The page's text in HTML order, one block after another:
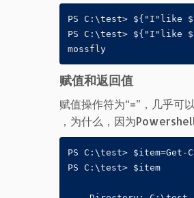
PS C:\test> ${"I"like
PS C:\test> ${"I"like
mossfly
赋值和返回值
赋值操作符为“=”，几乎可
，为什么，因为
PS C:\test> $item=Get-
PS C:\test> $item